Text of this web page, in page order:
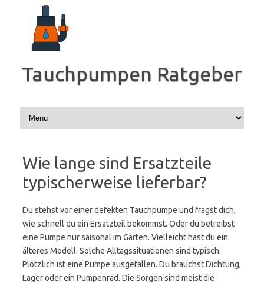
springen
Tauchpumpen Ratgeber
Wie lange sind Ersatzteile
typischerweise lieferbar?
Du stehst vor einer defekten Tauchpumpe und fragst dich,
wie schnell du ein Ersatzteil bekommst. Oder du betreibst
eine Pumpe nur saisonal im Garten. Vielleicht hast du ein
älteres Modell. Solche Alltagssituationen sind typisch.
Plötzlich ist eine Pumpe ausgefallen. Du brauchst Dichtung,
Lager oder ein Pumpenrad. Die Sorgen sind meist die